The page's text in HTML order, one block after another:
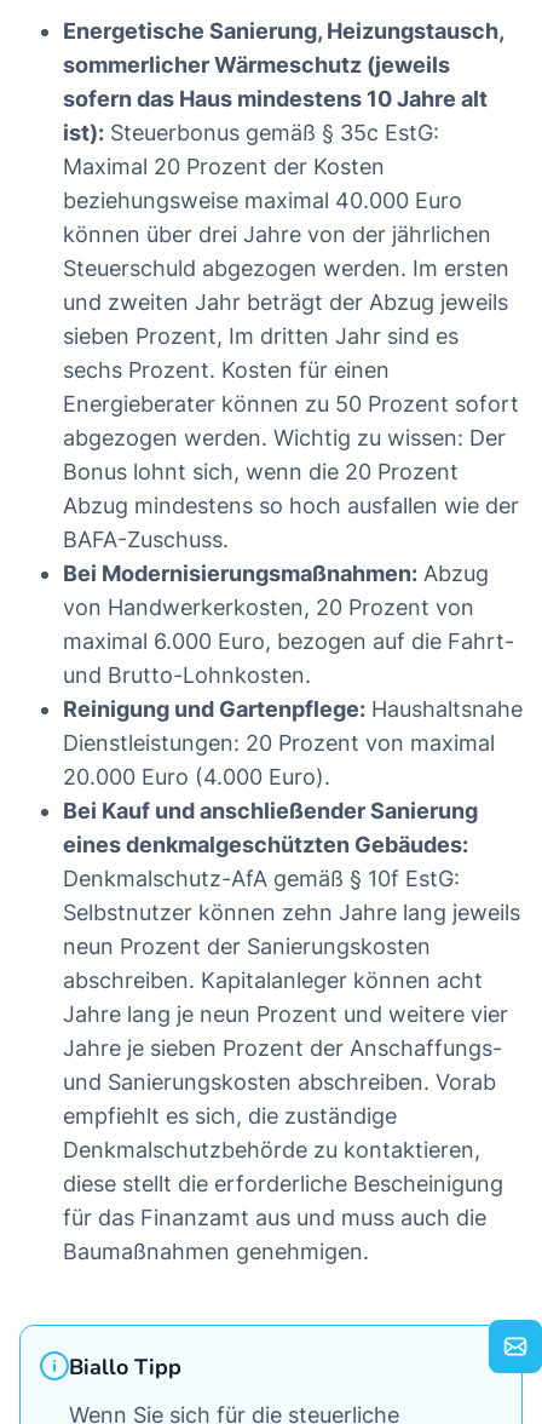
Energetische Sanierung, Heizungstausch,
sommerlicher Wärmeschutz (jeweils
sofern das Haus mindestens 10 Jahre alt
ist): Steuerbonus gemäß § 35c EstG:
Maximal 20 Prozent der Kosten
beziehungsweise maximal 40.000 Euro
können über drei Jahre von der jährlichen
Steuerschuld abgezogen werden. Im ersten
und zweiten Jahr beträgt der Abzug jeweils
sieben Prozent, Im dritten Jahr sind es
sechs Prozent. Kosten für einen
Energieberater können zu 50 Prozent sofort
abgezogen werden. Wichtig zu wissen: Der
Bonus lohnt sich, wenn die 20 Prozent
Abzug mindestens so hoch ausfallen wie der
BAFA-Zuschuss.
Bei Modernisierungsmaßnahmen: Abzug
von Handwerkerkosten, 20 Prozent von
maximal 6.000 Euro, bezogen auf die Fahrt-
und Brutto-Lohnkosten.
Reinigung und Gartenpflege: Haushaltsnahe
Dienstleistungen: 20 Prozent von maximal
20.000 Euro (4.000 Euro).
Bei Kauf und anschließender Sanierung
eines denkmalgeschützten Gebäudes:
Denkmalschutz-AfA gemäß § 10f EstG:
Selbstnutzer können zehn Jahre lang jeweils
neun Prozent der Sanierungskosten
abschreiben. Kapitalanleger können acht
Jahre lang je neun Prozent und weitere vier
Jahre je sieben Prozent der Anschaffungs-
und Sanierungskosten abschreiben. Vorab
empfiehlt es sich, die zuständige
Denkmalschutzbehörde zu kontaktieren,
diese stellt die erforderliche Bescheinigung
für das Finanzamt aus und muss auch die
Baumaßnahmen genehmigen.
Biallo Tipp
Wenn Sie sich für die steuerliche